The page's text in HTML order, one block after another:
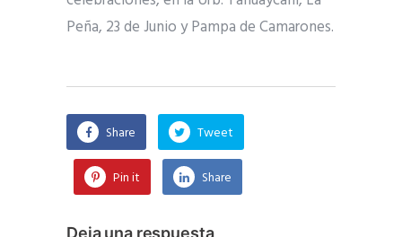
Peña, 23 de Junio y Pampa de Camarones.
Share Tweet
Pin it Share
Deja una respuesta